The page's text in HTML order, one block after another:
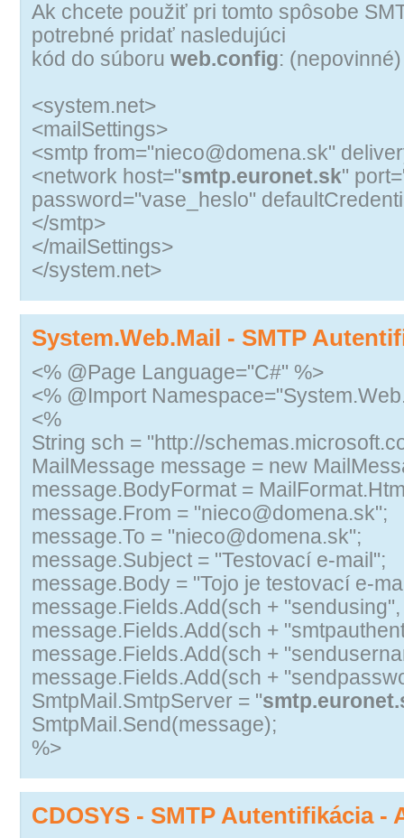
Ak chcete použiť pri tomto spôsobe
potrebné pridať nasledujúci
kód do súboru web.config: (nepovinné)
<system.net>
<mailSettings>
<smtp from="nieco@domena.sk"
<network host="smtp.euronet.sk"
password="vase_heslo"
</smtp>
</mailSettings>
</system.net>
System.Web.Mail - SMTP
<% @Page Language="C#" %>
<% @Import
<%
String sch = "http://
MailMessage message = new
message.BodyFormat =
message.From = "nieco@domena.sk";
message.To = "nieco@domena.sk";
message.Subject = "Testovací e-mail";
message.Body = "Tojo je testovací e-
message.Fields.Add(sch +
message.Fields.Add(sch +
message.Fields.Add(sch +
message.Fields.Add(sch +
SmtpMail.SmtpServer = "
SmtpMail.Send(message);
%>
CDOSYS - SMTP Autentifikácia -